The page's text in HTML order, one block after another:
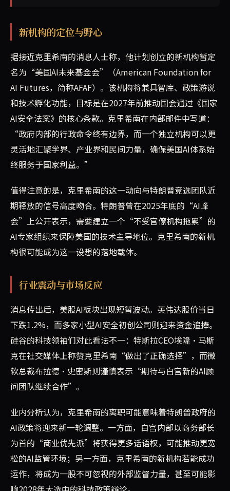
新机构的定位与野心
据接近克里希南的消息人士称，他计划创立的新机构暂定
名为“美国AI未来基金会”（American Foundation for
AI Futures，简称AFAF）。该机构将兼具智库、政策游说
和技术孵化功能，目标是在2027年前推动国会通过《国家
AI安全法案》的核心条款。克里希南在内部邮件中写道：
“政府内部的行政命令终有边界，而一个独立机构可以更
灵活地汇聚学界、产业界和民间力量，确保美国AI体系始
终服务于国家利益。”
值得注意的是，克里希南的这一动向与特朗普竞选团队近
期释放的信号高度吻合。特朗普曾在2025年底的“AI峰
会”上公开表示，需要建立一个“不受官僚机构拖累”的
AI专家组织来保障美国的技术主导地位。克里希南的新机
构很可能成为这一设想的落地载体。
行业震动与市场反应
消息传出后，美股AI板块出现短暂波动。英伟达股价当日
下跌1.2%，而多家小型AI安全初创公司则迎来资金追捧。
硅谷的科技领袖们对此看法不一：特斯拉CEO埃隆·马斯
克在社交媒体上称赞克里希南“做出了正确选择”，而微
软总裁布拉德·史密斯则谨慎表示“期待与白宫新的AI顾
问团队继续合作”。
业内分析认为，克里希南的离职可能意味着特朗普政府的
AI政策将迎来新一轮调整。一方面，白宫内部以商务部长
为首的“商业优先派”将获得更多话语权，可能推动更宽
松的AI监管环境；另一方面，克里希南的新机构若能成功
运作，将成为一股不可忽视的外部监督力量，甚至可能影